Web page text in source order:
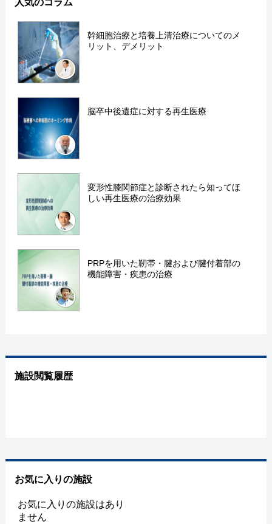
幹細胞治療と培養上清治療についてのメ
リット、デメリット
脳卒中後遺症に対する再生医療
変形性膝関節症と診断されたら知ってほ
しい再生医療の治療効果
PRPを用いた靭帯・腱および腱付着部の
機能障害・疾患の治療
施設閲覧履歴
お気に入りの施設
お気に入りの施設はあり
ません